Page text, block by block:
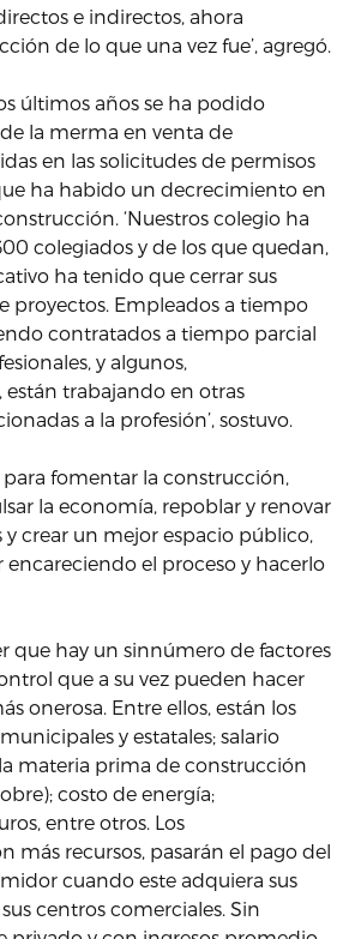
e indirectos, ahora
de lo que una vez fue’, agregó.
últimos años se ha podido
la merma en venta de
en las solicitudes de permisos
ha habido un decrecimiento en
‘Nuestros colegio ha
colegiados y de los que quedan,
ha tenido que cerrar sus
proyectos. Empleados a tiempo
contratados a tiempo parcial
y algunos,
trabajando en otras
a la profesión’, sostuvo.
para fomentar la construcción,
la economía, repoblar y renovar
y crear un mejor espacio público,
encareciendo el proceso y hacerlo
que hay un sinnúmero de factores
que a su vez pueden hacer
onerosa. Entre ellos, están los
y estatales; salario
materia prima de construcción
costo de energía;
entre otros. Los
más recursos, pasarán el pago del
cuando este adquiera sus
centros comerciales. Sin